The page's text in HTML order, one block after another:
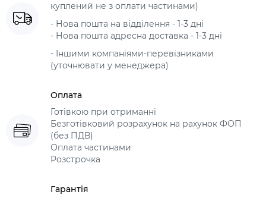
куплений не з оплати частинами)
- Нова пошта на відділення - 1-3 дні
- Нова пошта адресна доставка - 1-3 дні
- Іншими компаніями-перевізниками
(уточнювати у менеджера)
Оплата
Готівкою при отриманні
Безготівковий розрахунок на рахунок ФОП
(без ПДВ)
Оплата частинами
Розстрочка
Гарантія